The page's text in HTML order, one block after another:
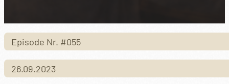
Episode Nr. #055
26.09.2023